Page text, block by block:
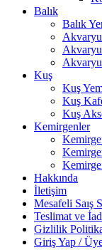
Balık
Balık
Kuş
Kuş
Kuş
Kuş
Kemirgenler
Hakkında
İletişim
Mesafeli Saış
Teslimat ve
Gizlilik
Giriş Yap /